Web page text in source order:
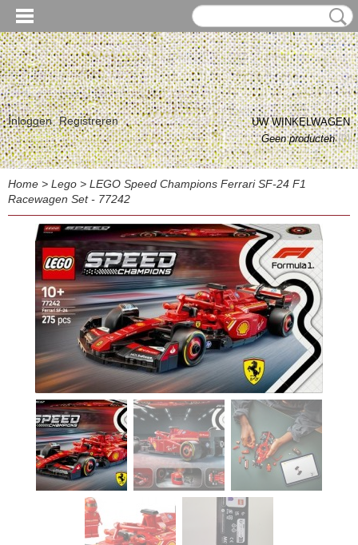
Inloggen Registreren
UW WINKELWAGEN
Geen producten(0)
Home > Lego > LEGO Speed Champions Ferrari SF-24 F1
Racewagen Set - 77242